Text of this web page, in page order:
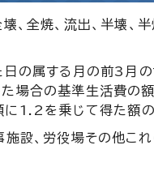
壊、全焼、流出、半壊
日の属する月の前3
場合の基準生活費の
1.2を乗じて得た額
施設、労役場その他こ